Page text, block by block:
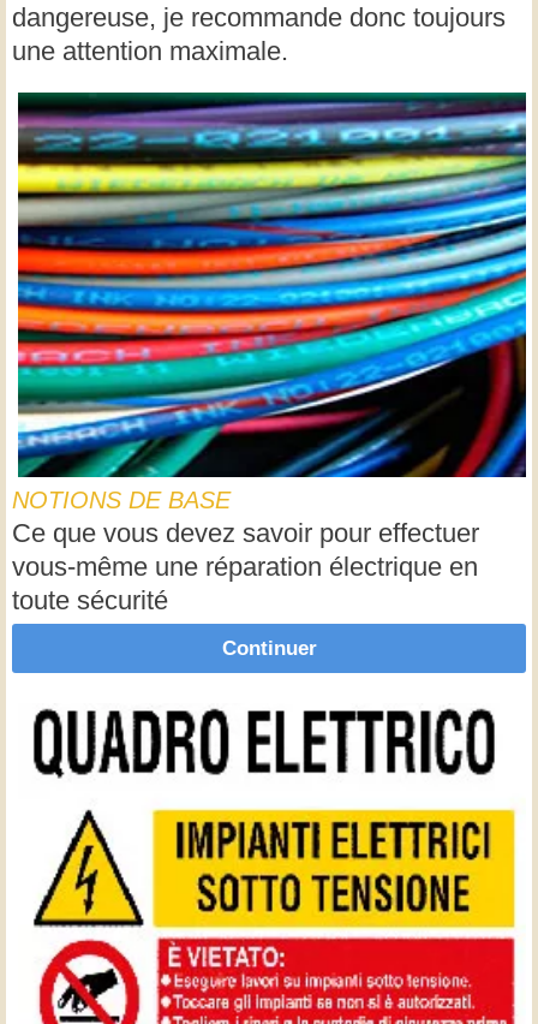
dangereuse, je recommande donc toujours
une attention maximale.
NOTIONS DE BASE
Ce que vous devez savoir pour effectuer
vous-même une réparation électrique en
toute sécurité
Continuer